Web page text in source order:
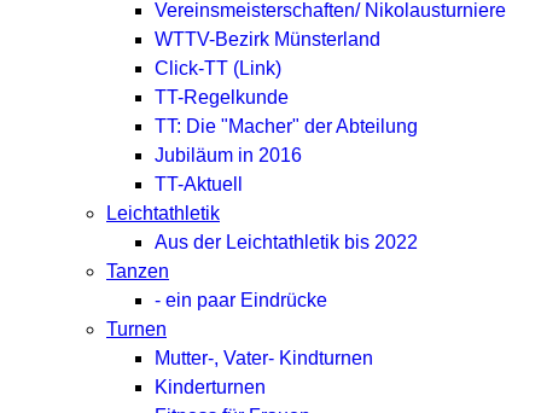
Vereinsmeisterschaften/ Nikolausturniere
WTTV-Bezirk Münsterland
Click-TT (Link)
TT-Regelkunde
TT: Die "Macher" der Abteilung
Jubiläum in 2016
TT-Aktuell
Leichtathletik
Aus der Leichtathletik bis 2022
Tanzen
- ein paar Eindrücke
Turnen
Mutter-, Vater- Kindturnen
Kinderturnen